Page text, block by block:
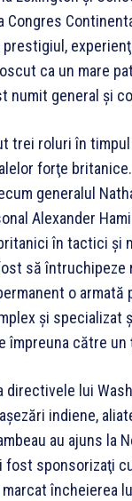
Congres
ca un mare
numit general şi
trei roluri în
forţe
generalul
Alexander
în tactici şi
să întruchipeze
o armată
şi specializat
împreuna către un
directivele lui
indiene,
au ajuns la
fost sponsorizaţi
încheierea